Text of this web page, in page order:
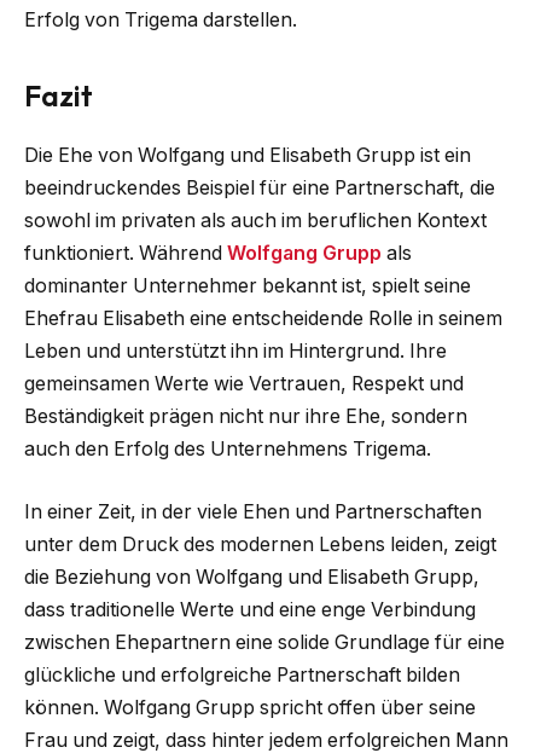
Erfolg von Trigema darstellen.
Fazit
Die Ehe von Wolfgang und Elisabeth Grupp ist ein
beeindruckendes Beispiel für eine Partnerschaft, die
sowohl im privaten als auch im beruflichen Kontext
funktioniert. Während Wolfgang Grupp als
dominanter Unternehmer bekannt ist, spielt seine
Ehefrau Elisabeth eine entscheidende Rolle in seinem
Leben und unterstützt ihn im Hintergrund. Ihre
gemeinsamen Werte wie Vertrauen, Respekt und
Beständigkeit prägen nicht nur ihre Ehe, sondern
auch den Erfolg des Unternehmens Trigema.
In einer Zeit, in der viele Ehen und Partnerschaften
unter dem Druck des modernen Lebens leiden, zeigt
die Beziehung von Wolfgang und Elisabeth Grupp,
dass traditionelle Werte und eine enge Verbindung
zwischen Ehepartnern eine solide Grundlage für eine
glückliche und erfolgreiche Partnerschaft bilden
können. Wolfgang Grupp spricht offen über seine
Frau und zeigt, dass hinter jedem erfolgreichen Mann